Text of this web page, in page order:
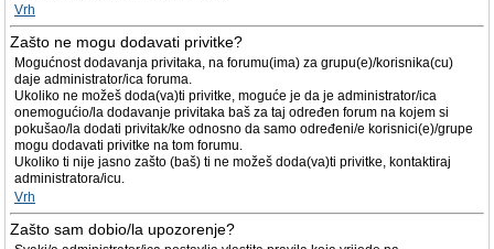
Vrh
Zašto ne mogu dodavati privitke?
Mogućnost dodavanja privitaka, na forumu(ima) za grupu(e)/korisnika(cu)
daje administrator/ica foruma.
Ukoliko ne možeš doda(va)ti privitke, moguće je da je administrator/ica
onemogućio/la dodavanje privitaka baš za taj određen forum na kojem si
pokušao/la dodati privitak/ke odnosno da samo određeni/e korisnici(e)/grupe
mogu dodavati privitke na tom forumu.
Ukoliko ti nije jasno zašto (baš) ti ne možeš doda(va)ti privitke, kontaktiraj
administratora/icu.
Vrh
Zašto sam dobio/la upozorenje?